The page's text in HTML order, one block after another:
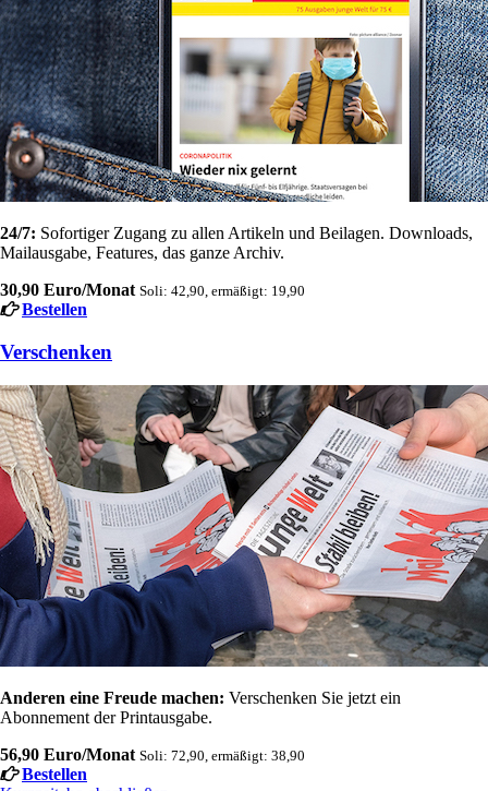
24/7: Sofortiger Zugang zu allen Artikeln und Beilagen. Downloads,
Mailausgabe, Features, das ganze Archiv.
30,90 Euro/Monat Soli: 42,90, ermäßigt: 19,90
Bestellen
Verschenken
Anderen eine Freude machen: Verschenken Sie jetzt ein
Abonnement der Printausgabe.
56,90 Euro/Monat Soli: 72,90, ermäßigt: 38,90
Bestellen